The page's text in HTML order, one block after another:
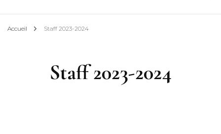
Accueil Staff 2023-2024
Staff 2023-2024